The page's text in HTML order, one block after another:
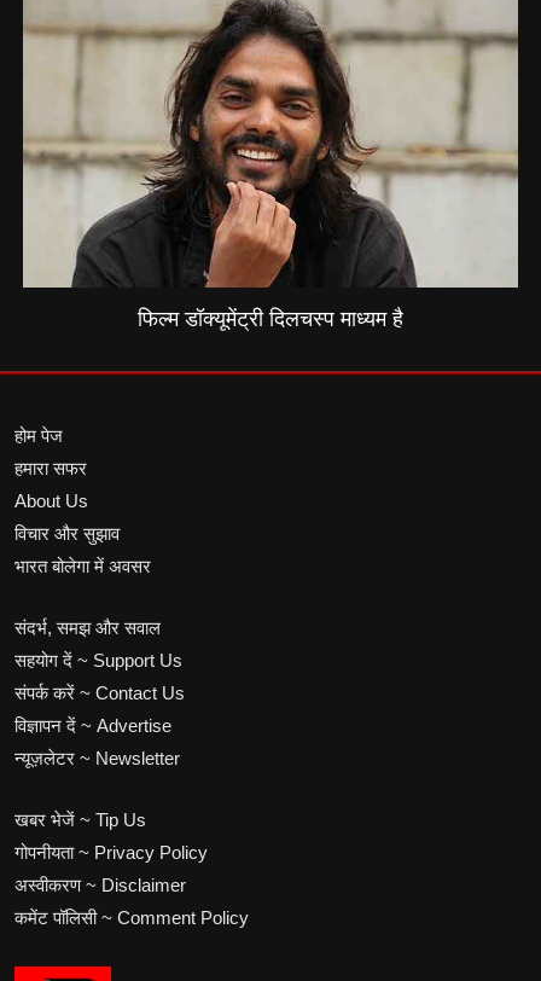
फिल्म डॉक्यूमेंट्री दिलचस्प माध्यम है
होम पेज
हमारा सफर
About Us
विचार और सुझाव
भारत बोलेगा में अवसर
संदर्भ, समझ और सवाल
सहयोग दें ~ Support Us
संपर्क करें ~ Contact Us
विज्ञापन दें ~ Advertise
न्यूज़लेटर ~ Newsletter
खबर भेजें ~ Tip Us
गोपनीयता ~ Privacy Policy
अस्वीकरण ~ Disclaimer
कमेंट पॉलिसी ~ Comment Policy